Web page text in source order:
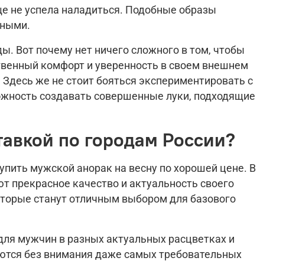
не успела наладиться. Подобные образы
Вот почему нет ничего сложного в том, чтобы
комфорт и уверенность в своем внешнем
же не стоит бояться экспериментировать с
создавать совершенные луки, подходящие
по городам России?
мужской анорак на весну по хорошей цене. В
качество и актуальность своего
станут отличным выбором для базового
мужчин в разных актуальных расцветках и
без внимания даже самых требовательных